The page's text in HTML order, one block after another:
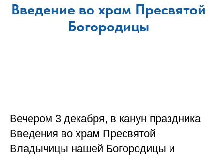
Введение во храм Пресвятой
Богородицы
Вечером 3 декабря, в канун праздника
Введения во храм Пресвятой
Владычицы нашей Богородицы и